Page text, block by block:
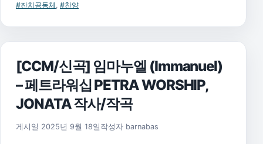
#잔치공동체, #찬양
[CCM/신곡] 임마누엘 (Immanuel)
– 페트라워십 PETRA WORSHIP,
JONATA 작사/작곡
게시일 2025년 9월 18일 작성자 barnabas